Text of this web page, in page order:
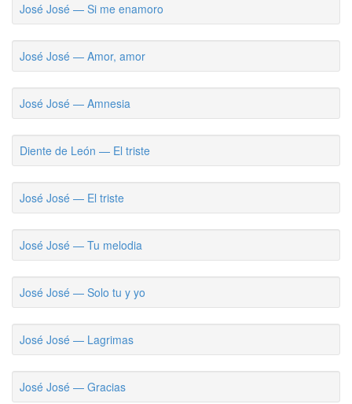
José José — Si me enamoro
José José — Amor, amor
José José — Amnesia
Diente de León — El triste
José José — El triste
José José — Tu melodia
José José — Solo tu y yo
José José — Lagrimas
José José — Gracias